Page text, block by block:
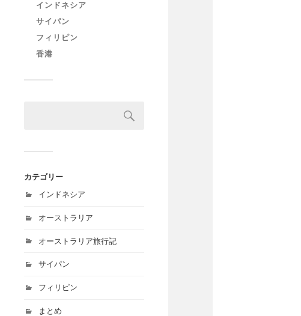
インドネシア
サイパン
フィリピン
香港
カテゴリー
インドネシア
オーストラリア
オーストラリア旅行記
サイパン
フィリピン
まとめ